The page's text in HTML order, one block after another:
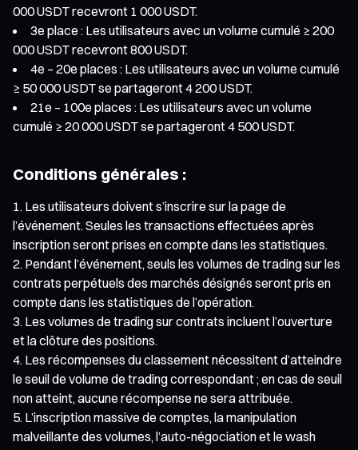
000 USDT recevront 1 000 USDT.
3e place : Les utilisateurs avec un volume cumulé ≥ 200
000 USDT recevront 800 USDT.
4e – 20e places : Les utilisateurs avec un volume cumulé
≥ 50 000 USDT se partageront 4 200 USDT.
21e – 100e places : Les utilisateurs avec un volume
cumulé ≥ 20 000 USDT se partageront 4 500 USDT.
Conditions générales :
Les utilisateurs doivent s’inscrire sur la page de
l’événement. Seules les transactions effectuées après
inscription seront prises en compte dans les statistiques.
Pendant l’événement, seuls les volumes de trading sur les
contrats perpétuels des marchés désignés seront pris en
compte dans les statistiques de l’opération.
Les volumes de trading sur contrats incluent l’ouverture
et la clôture des positions.
Les récompenses du classement nécessitent d’atteindre
le seuil de volume de trading correspondant ; en cas de seuil
non atteint, aucune récompense ne sera attribuée.
L’inscription massive de comptes, la manipulation
malveillante des volumes, l’auto-négociation et le wash